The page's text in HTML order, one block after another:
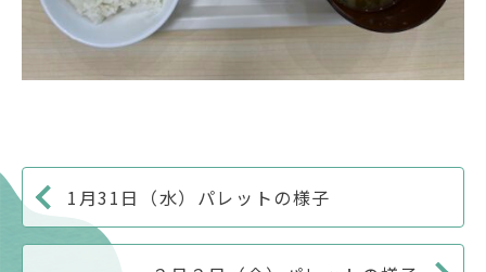
1月31日（水）パレットの様子